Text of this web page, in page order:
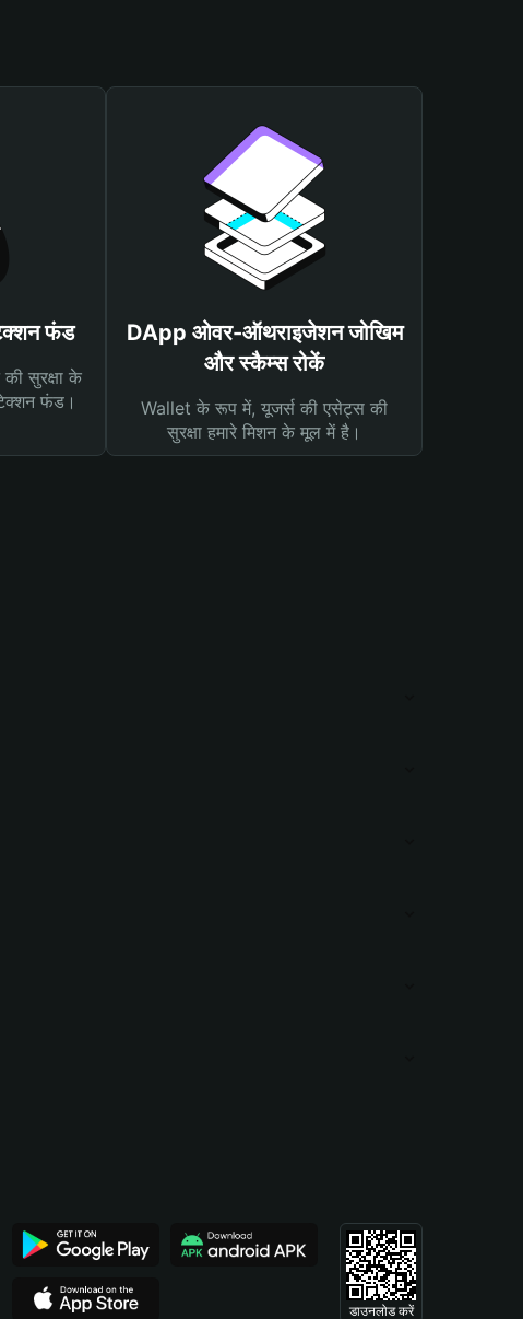
फंड
सुरक्षा के
फंड।
DApp ओवर-ऑथराइजेशन जोखिम
और स्कैम्स रोकें
Wallet के रूप में, यूजर्स की एसेट्स की
सुरक्षा हमारे मिशन के मूल में है।
डाउनलोड करें